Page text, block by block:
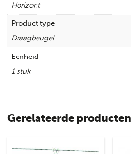
Horizont
Product type
Draagbeugel
Eenheid
1 stuk
Gerelateerde producten